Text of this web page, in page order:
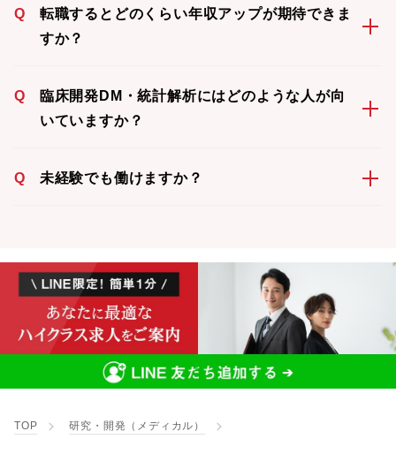
Q
転職するとどのくらい年収アップが期待できま
すか？
Q
臨床開発DM・統計解析にはどのような人が向
いていますか？
Q 未経験でも働けますか？
TOP 研究・開発（メディカル）